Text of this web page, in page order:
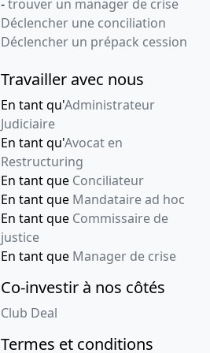
-trouver un manager de crise
Déclencher une conciliation
Déclencher un prépack cession
Travailler avec nous
En tant qu'Administrateur
Judiciaire
En tant qu'Avocat en
Restructuring
En tant que Conciliateur
En tant que Mandataire ad hoc
En tant que Commissaire de
justice
En tant que Manager de crise
Co-investir à nos côtés
Club Deal
Termes et conditions